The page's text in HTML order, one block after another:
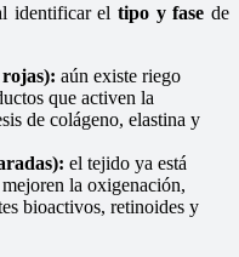
identificar el tipo y fase de
rojas): aún existe riego
que activen la
de colágeno, elastina y
el tejido ya está
la oxigenación,
bioactivos, retinoides y